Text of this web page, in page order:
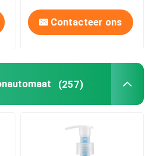
Contacteer ons
(257)